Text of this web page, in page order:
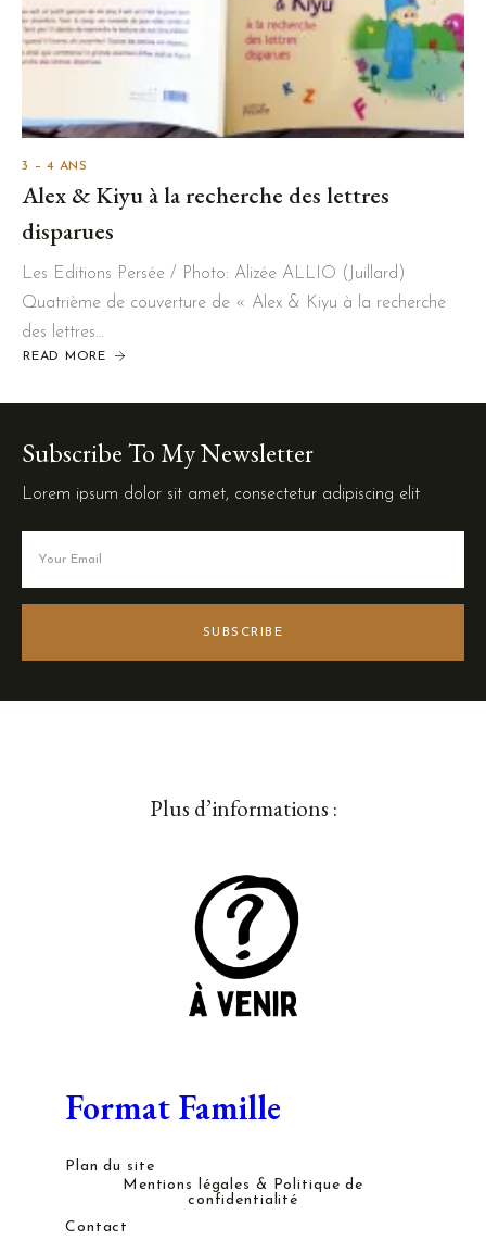
3 – 4 ANS
Alex & Kiyu à la recherche des lettres
disparues
Les Editions Persée / Photo: Alizée ALLIO (Juillard)
Quatrième de couverture de « Alex & Kiyu à la recherche
des lettres…
READ MORE
Subscribe To My Newsletter
Lorem ipsum dolor sit amet, consectetur adipiscing elit
SUBSCRIBE
Plus d’informations :
Format Famille
Plan du site
Mentions légales & Politique de
confidentialité
Contact